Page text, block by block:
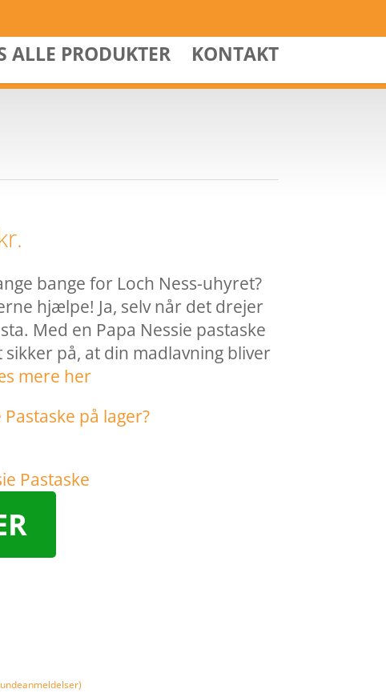
ALLE PRODUKTER KONTAKT
bange for Loch Ness-uhyret?
hjælpe! Ja, selv når det drejer
Med en Papa Nessie pastaske
på, at din madlavning bliver
mere her